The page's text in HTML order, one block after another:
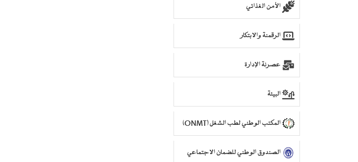
الأمن الغذائي
الرقمنة والابتكار
عصرنة الإدارة
البيئة
المكتب الوطني لطب الشغل (ONMT)
الصندوق الوطني للضمان الاجتماعي